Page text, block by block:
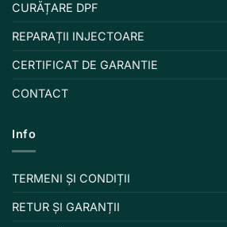
CURĂȚARE DPF
REPARAȚII INJECTOARE
CERTIFICAT DE GARANTIE
CONTACT
Info
TERMENI ȘI CONDIȚII
RETUR ȘI GARANȚII